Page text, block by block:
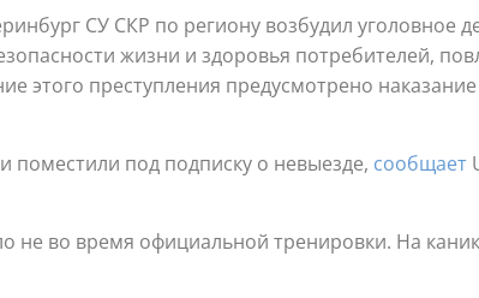
СУ СКР по региону возбудил уголовное
жизни и здоровья потребителей,
этого преступления предусмотрено
поместили под подписку о невыезде, сообщает
не во время официальной тренировки. На